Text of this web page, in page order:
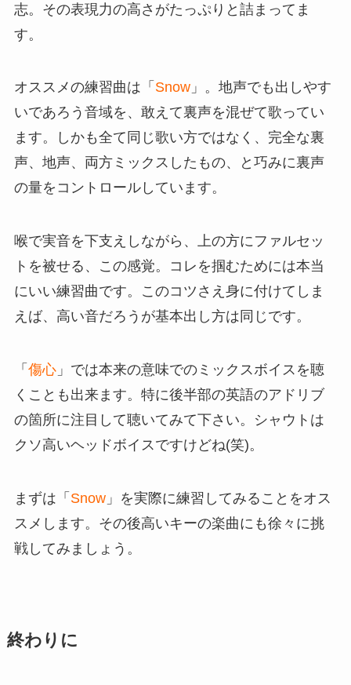
志。その表現力の高さがたっぷりと詰まってま
す。
オススメの練習曲は「 Snow」。地声でも出しやす
いであろう音域を、敢えて裏声を混ぜて歌ってい
ます。しかも全て同じ歌い方ではなく、完全な裏
声、地声、両方ミックスしたもの、と巧みに裏声
の量をコントロールしています。
喉で実音を下支えしながら、上の方にファルセッ
トを被せる、この感覚。コレを掴むためには本当
にいい練習曲です。このコツさえ身に付けてしま
えば、高い音だろうが基本出し方は同じです。
「 傷心」では本来の意味でのミックスボイスを聴
くことも出来ます。特に後半部の英語のアドリブ
の箇所に注目して聴いてみて下さい。シャウトは
クソ高いヘッドボイスですけどね(笑)。
まずは「 Snow」を実際に練習してみることをオス
スメします。その後高いキーの楽曲にも徐々に挑
戦してみましょう。
終わりに